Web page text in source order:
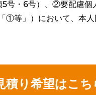
号・6号）、②要配慮
等」）において、本
積り希望はこち